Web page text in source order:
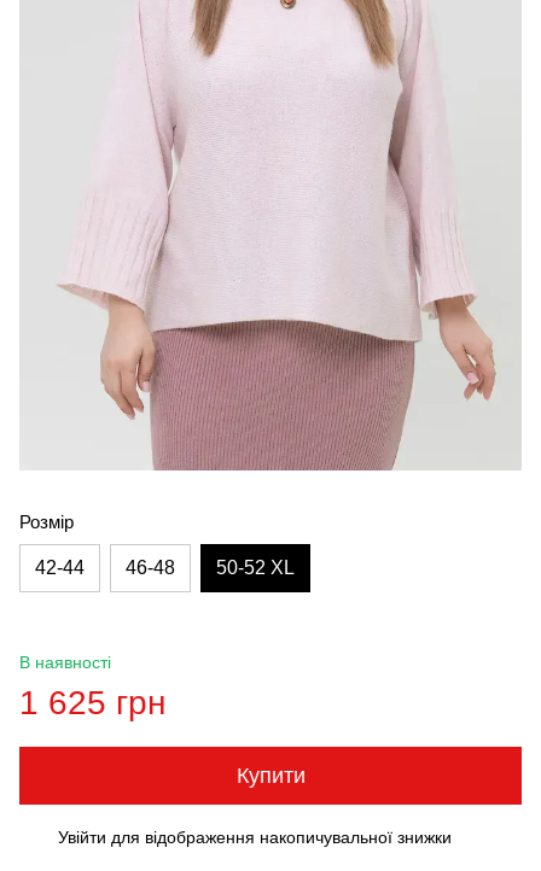
Розмір
42-44 46-48 50-52 XL
В наявності
1 625 грн
Купити
Увійти для відображення накопичувальної знижки